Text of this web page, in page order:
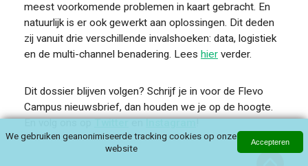
meest voorkomende problemen in kaart gebracht. En
natuurlijk is er ook gewerkt aan oplossingen. Dit deden
zij vanuit drie verschillende invalshoeken: data, logistiek
en de multi-channel benadering. Lees hier verder.
Dit dossier blijven volgen? Schrijf je in voor de Flevo
Campus nieuwsbrief, dan houden we je op de hoogte.
En volg ons opTwitterenInstagram!
We gebruiken geanonimiseerde tracking cookies op onze
website
Accepteren